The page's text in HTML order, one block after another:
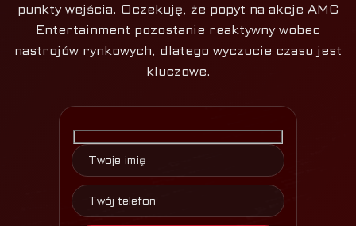
punkty wejścia. Oczekuję, że popyt na akcje AMC
Entertainment pozostanie reaktywny wobec
nastrojów rynkowych, dlatego wyczucie czasu jest
kluczowe.